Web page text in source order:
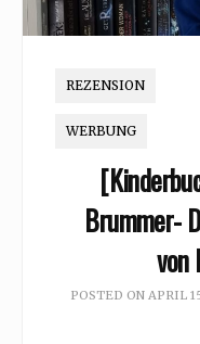
REZENSION
WERBUNG
Brummer-
von
POSTED ON APRIL